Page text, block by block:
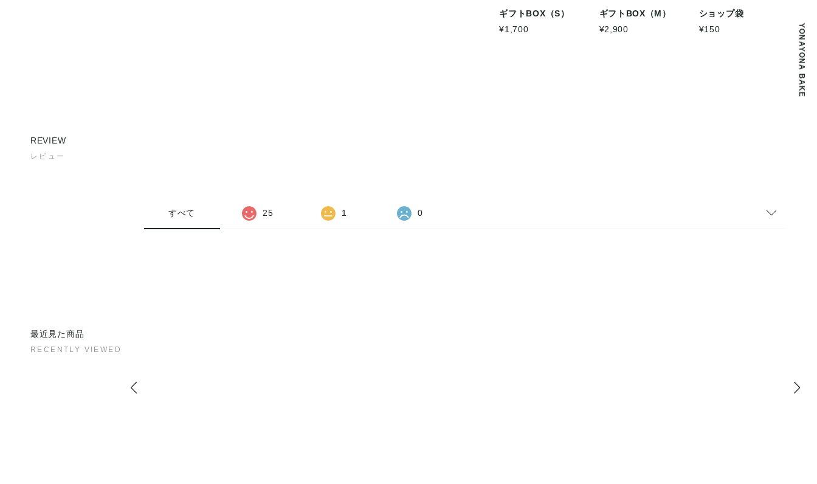
YONAYONA BAKE
ギフトBOX（S）
¥1,700
ギフトBOX（M）
¥2,900
ショップ袋
¥150
REVIEW
レビュー
すべて 25 1 0
最近見た商品
RECENTLY VIEWED